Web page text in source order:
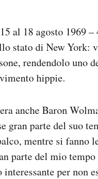
al 18 agosto 1969
stato di New York:
rendendolo uno
hippie.
anche Baron
gran parte del suo
mentre si fanno
parte del mio
interessante per non